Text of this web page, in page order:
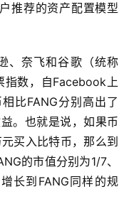
推荐的资产配置模型
、奈飞和谷歌（统称
指数，自Facebook上
比FANG分别高出了
。也就是说，如果币
买入比特币，那么到
的市值分别为1/7、
长到FANG同样的规